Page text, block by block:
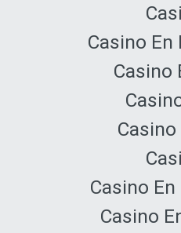
Casino En
Casino
Casino
Casino